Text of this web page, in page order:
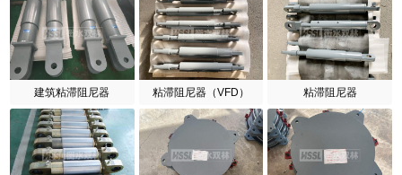
建筑粘滞阻尼器 粘滞阻尼器（VFD） 粘滞阻尼器